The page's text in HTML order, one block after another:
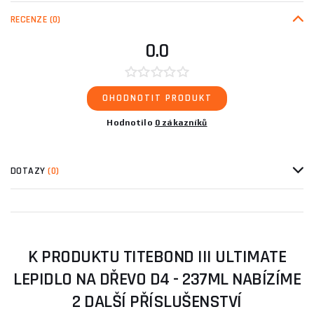
RECENZE (0)
0.0
OHODNOTIT PRODUKT
Hodnotilo 0 zákazníků
DOTAZY(0)
K PRODUKTU TITEBOND III ULTIMATE
LEPIDLO NA DŘEVO D4 - 237ML NABÍZÍME
2 DALŠÍ PŘÍSLUŠENSTVÍ